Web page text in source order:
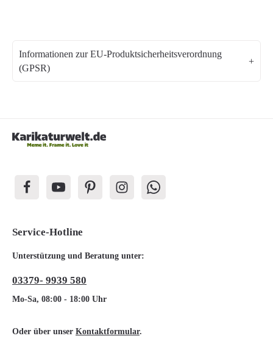
Informationen zur EU-Produktsicherheitsverordnung
(GPSR)
Service-Hotline
Unterstützung und Beratung unter:
03379- 9939 580
Mo-Sa, 08:00 - 18:00 Uhr
Oder über unser Kontaktformular.